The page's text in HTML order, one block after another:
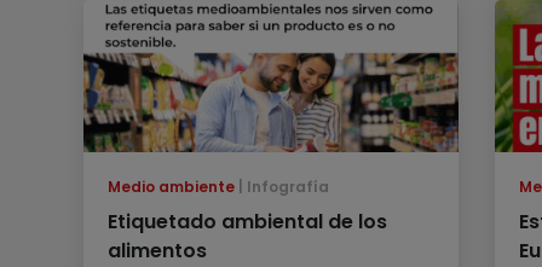
Medio ambiente Infografía
Etiquetado ambiental de los
alimentos